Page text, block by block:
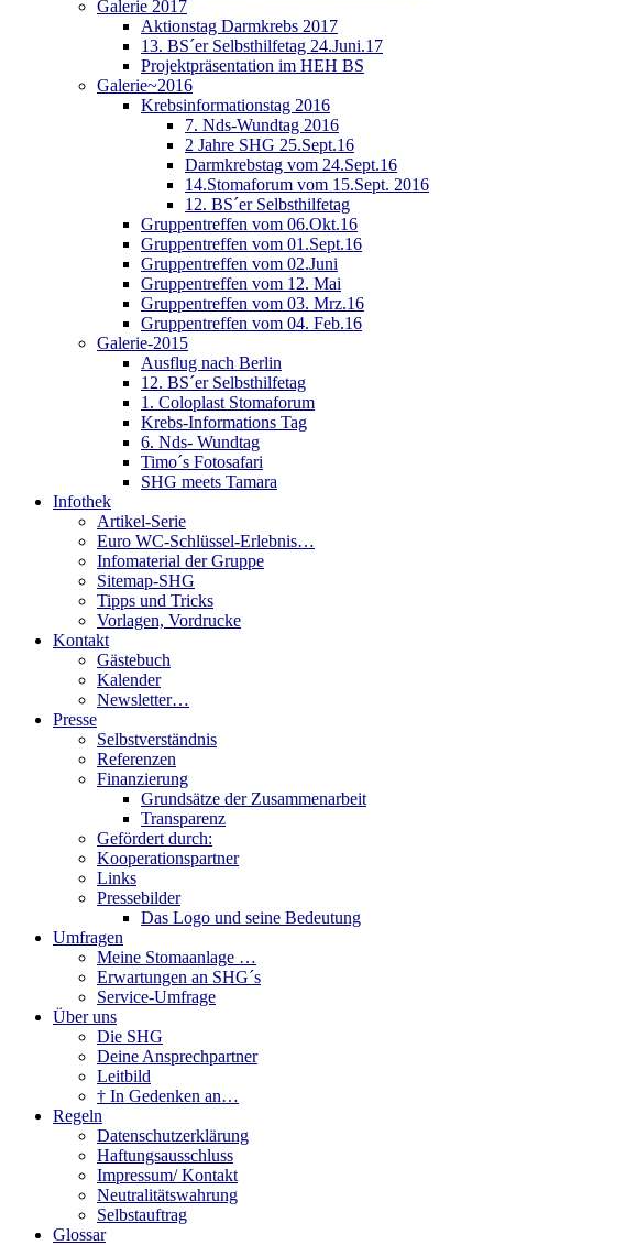
Galerie 2017
Aktionstag Darmkrebs 2017
13. BS´er Selbsthilfetag 24.Juni.17
Projektpräsentation im HEH BS
Galerie~2016
Krebsinformationstag 2016
7. Nds-Wundtag 2016
2 Jahre SHG 25.Sept.16
Darmkrebstag vom 24.Sept.16
14.Stomaforum vom 15.Sept. 2016
12. BS´er Selbsthilfetag
Gruppentreffen vom 06.Okt.16
Gruppentreffen vom 01.Sept.16
Gruppentreffen vom 02.Juni
Gruppentreffen vom 12. Mai
Gruppentreffen vom 03. Mrz.16
Gruppentreffen vom 04. Feb.16
Galerie-2015
Ausflug nach Berlin
12. BS´er Selbsthilfetag
1. Coloplast Stomaforum
Krebs-Informations Tag
6. Nds- Wundtag
Timo´s Fotosafari
SHG meets Tamara
Infothek
Artikel-Serie
Euro WC-Schlüssel-Erlebnis…
Infomaterial der Gruppe
Sitemap-SHG
Tipps und Tricks
Vorlagen, Vordrucke
Kontakt
Gästebuch
Kalender
Newsletter…
Presse
Selbstverständnis
Referenzen
Finanzierung
Grundsätze der Zusammenarbeit
Transparenz
Gefördert durch:
Kooperationspartner
Links
Pressebilder
Das Logo und seine Bedeutung
Umfragen
Meine Stomaanlage …
Erwartungen an SHG´s
Service-Umfrage
Über uns
Die SHG
Deine Ansprechpartner
Leitbild
† In Gedenken an…
Regeln
Datenschutzerklärung
Haftungsausschluss
Impressum/ Kontakt
Neutralitätswahrung
Selbstauftrag
Glossar